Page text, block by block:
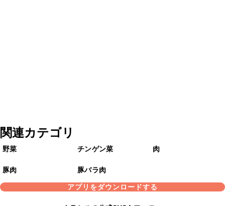
関連カテゴリ
野菜 チンゲン菜 肉
豚肉
豚バラ肉
アプリをダウンロードする